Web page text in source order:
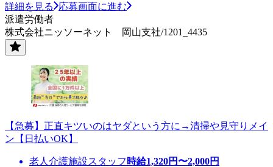
詳細を見る
応募画面に進む
派遣労働者
株式会社ニッソーネット 岡山支社/1201_4435
【急募】正直キツいのはヤダという方に→清掃や見守りメイ
ン【日払いOK】
老人介護施設スタッフ 時給1,320円〜2,000円